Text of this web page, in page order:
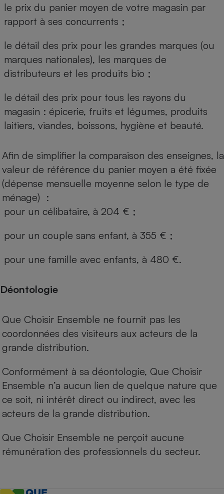
le prix du panier moyen de votre magasin par
rapport à ses concurrents ;
le détail des prix pour les grandes marques (ou
marques nationales), les marques de
distributeurs et les produits bio ;
le détail des prix pour tous les rayons du
magasin : épicerie, fruits et légumes, produits
laitiers, viandes, boissons, hygiène et beauté.
Afin de simplifier la comparaison des enseignes, la
valeur de référence du panier moyen a été fixée
(dépense mensuelle moyenne selon le type de
ménage) :
pour un célibataire, à 204 € ;
pour un couple sans enfant, à 355 € ;
pour une famille avec enfants, à 480 €.
Déontologie
Que Choisir Ensemble ne fournit pas les
coordonnées des visiteurs aux acteurs de la
grande distribution.
Conformément à sa déontologie, Que Choisir
Ensemble n’a aucun lien de quelque nature que
ce soit, ni intérêt direct ou indirect, avec les
acteurs de la grande distribution.
Que Choisir Ensemble ne perçoit aucune
rémunération des professionnels du secteur.